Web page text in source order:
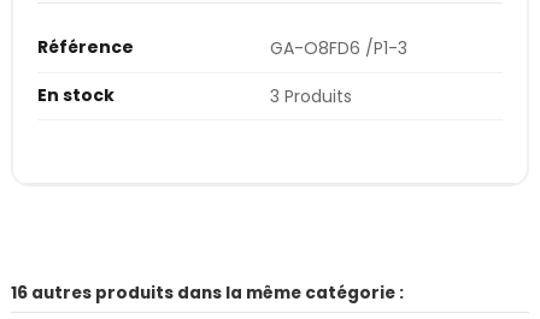
Référence
GA-O8FD6 /P1-3
En stock
3 Produits
16 autres produits dans la même catégorie :